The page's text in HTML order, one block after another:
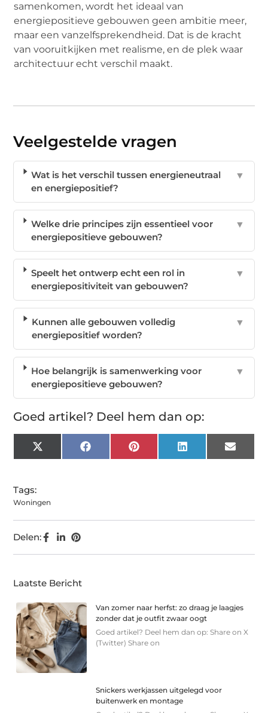
samenkomen, wordt het ideaal van
energiepositieve gebouwen geen ambitie meer,
maar een vanzelfsprekendheid. Dat is de kracht
van vooruitkijken met realisme, en de plek waar
architectuur echt verschil maakt.
Veelgestelde vragen
Wat is het verschil tussen energieneutraal
en energiepositief?
▼
Welke drie principes zijn essentieel voor
energiepositieve gebouwen?
▼
Speelt het ontwerp echt een rol in
energiepositiviteit van gebouwen?
▼
Kunnen alle gebouwen volledig
energiepositief worden?
▼
Hoe belangrijk is samenwerking voor
energiepositieve gebouwen?
▼
Goed artikel? Deel hem dan op:
X
(Twitter)
FacebookPinterest LinkedIn Email
Tags:
Woningen
Delen:
Laatste Bericht
Van zomer naar herfst: zo draag je laagjes
zonder dat je outfit zwaar oogt
Goed artikel? Deel hem dan op: Share on X
(Twitter) Share on
Snickers werkjassen uitgelegd voor
buitenwerk en montage